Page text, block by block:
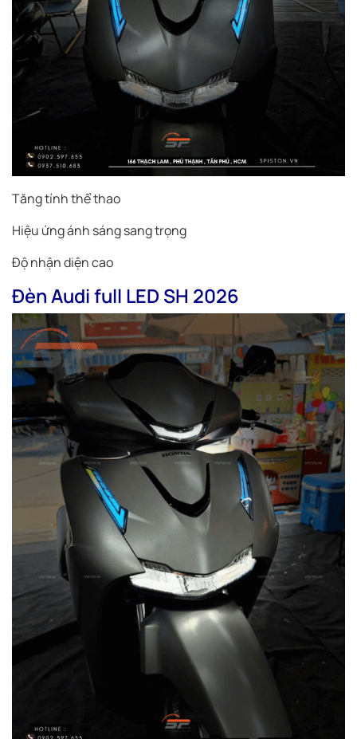
Tăng tính thể thao
Hiệu ứng ánh sáng sang trọng
Độ nhận diện cao
Đèn Audi full LED SH 2026